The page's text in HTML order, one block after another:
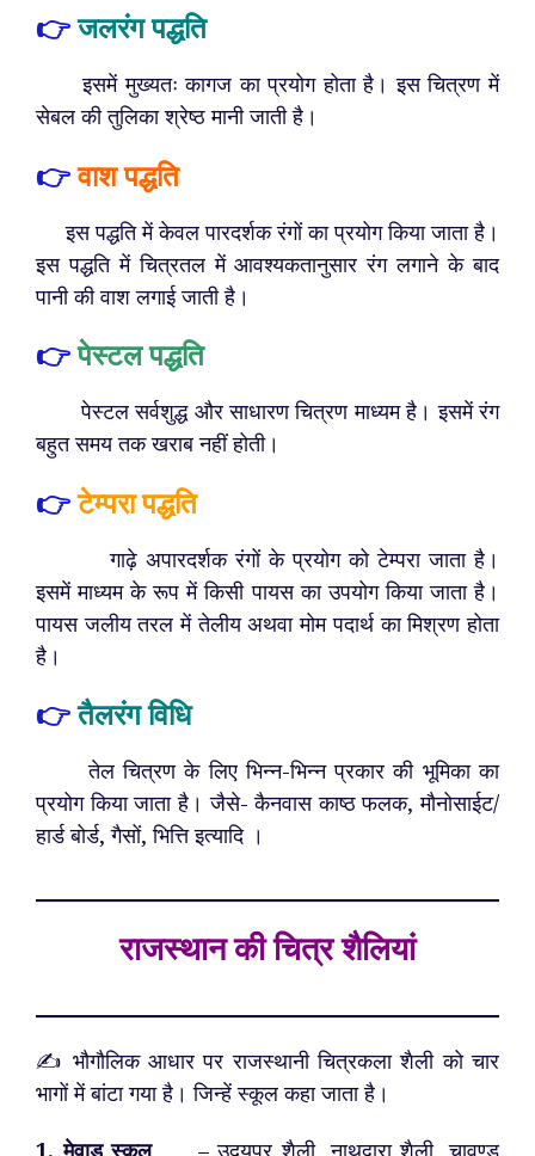
👉जलरंग पद्धति
इसमें मुख्यतः कागज का प्रयोग होता है। इस चित्रण में
सेबल की तुलिका श्रेष्ठ मानी जाती है।
👉वाश पद्धति
इस पद्धति में केवल पारदर्शक रंगों का प्रयोग किया जाता है।
इस पद्धति में चित्रतल में आवश्यकतानुसार रंग लगाने के बाद
पानी की वाश लगाई जाती है।
👉पेस्टल पद्धति
पेस्टल सर्वशुद्ध और साधारण चित्रण माध्यम है। इसमें रंग
बहुत समय तक खराब नहीं होती।
👉टेम्परा पद्धति
गाढ़े अपारदर्शक रंगों के प्रयोग को टेम्परा जाता है।
इसमें माध्यम के रूप में किसी पायस का उपयोग किया जाता है।
पायस जलीय तरल में तेलीय अथवा मोम पदार्थ का मिश्रण होता
है।
👉तैलरंग विधि
तेल चित्रण के लिए भिन्न-भिन्न प्रकार की भूमिका का
प्रयोग किया जाता है। जैसे- कैनवास काष्ठ फलक, मौनोसाईट/
हार्ड बोर्ड, गैसों, भित्ति इत्यादि ।
राजस्थान की चित्र शैलियां
✍️ भौगौलिक आधार पर राजस्थानी चित्रकला शैली को चार
भागों में बांटा गया है। जिन्हें स्कूल कहा जाता है।